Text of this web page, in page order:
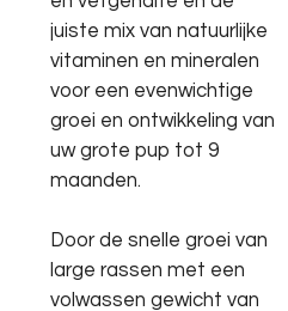
juiste mix van natuurlijke
vitaminen en mineralen
voor een evenwichtige
groei en ontwikkeling van
uw grote pup tot 9
maanden.
Door de snelle groei van
large rassen met een
volwassen gewicht van